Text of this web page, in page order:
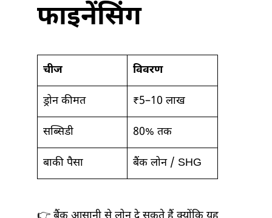
फाइनेंसिंग
चीज विवरण
ड्रोन कीमत ₹5–10 लाख
सब्सिडी 80% तक
बाकी पैसा बैंक लोन / SHG